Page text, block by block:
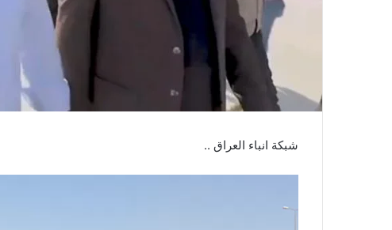
شبكة انباء العراق ..